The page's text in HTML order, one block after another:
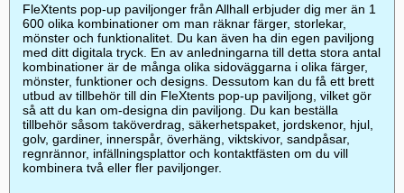
FleXtents pop-up paviljonger från Allhall erbjuder dig mer än 1
600 olika kombinationer om man räknar färger, storlekar,
mönster och funktionalitet. Du kan även ha din egen paviljong
med ditt digitala tryck. En av anledningarna till detta stora antal
kombinationer är de många olika sidoväggarna i olika färger,
mönster, funktioner och designs. Dessutom kan du få ett brett
utbud av tillbehör till din FleXtents pop-up paviljong, vilket gör
så att du kan om-designa din paviljong. Du kan beställa
tillbehör såsom taköverdrag, säkerhetspaket, jordskenor, hjul,
golv, gardiner, innerspår, överhäng, viktskivor, sandpåsar,
regnrännor, infällningsplattor och kontaktfästen om du vill
kombinera två eller fler paviljonger.